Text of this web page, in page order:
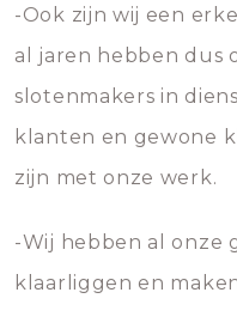
-Ook zijn wij een
al jaren hebben dus
slotenmakers in
klanten en gewone
zijn met onze werk.
-Wij hebben al onze
klaarliggen en